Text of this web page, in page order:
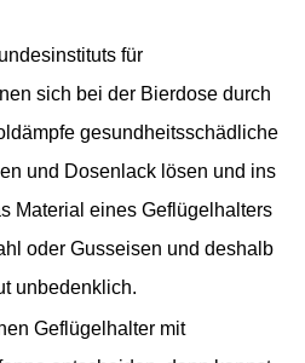
für
sich bei der Bierdose durch
gesundheitsschädliche
und Dosenlack lösen und ins
Material eines Geflügelhalters
oder Gusseisen und deshalb
unbedenklich.
Geflügelhalter mit